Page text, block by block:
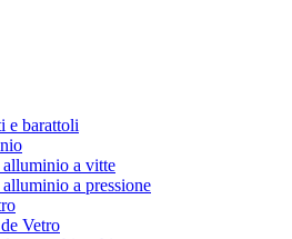
e barattoli
a vitte
a pressione
Vetro